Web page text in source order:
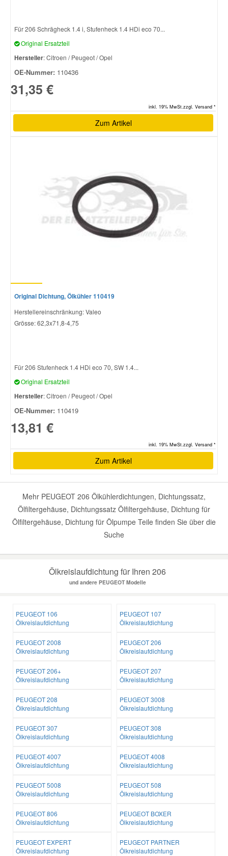
Für 206 Schrägheck 1.4 i, Stufenheck 1.4 HDi eco 70...
Original Ersatzteil
Hersteller: Citroen / Peugeot / Opel
OE-Nummer: 110436
31,35 €
inkl. 19% MwSt.zzgl. Versand *
Zum Artikel
Original Dichtung, Ölkühler 110419
Herstellereinschränkung: Valeo
Grösse: 62,3x71,8-4,75
Für 206 Stufenheck 1.4 HDi eco 70, SW 1.4...
Original Ersatzteil
Hersteller: Citroen / Peugeot / Opel
OE-Nummer: 110419
13,81 €
inkl. 19% MwSt.zzgl. Versand *
Zum Artikel
Mehr PEUGEOT 206 Ölkühlerdichtungen, Dichtungssatz,
Ölfiltergehäuse, Dichtungssatz Ölfiltergehäuse, Dichtung für
Ölfiltergehäuse, Dichtung für Ölpumpe Teile finden Sie über die
Suche
Ölkreislaufdichtung für Ihren 206
und andere PEUGEOT Modelle
PEUGEOT 106
Ölkreislaufdichtung
PEUGEOT 107
Ölkreislaufdichtung
PEUGEOT 2008
Ölkreislaufdichtung
PEUGEOT 206
Ölkreislaufdichtung
PEUGEOT 206+
Ölkreislaufdichtung
PEUGEOT 207
Ölkreislaufdichtung
PEUGEOT 208
Ölkreislaufdichtung
PEUGEOT 3008
Ölkreislaufdichtung
PEUGEOT 307
Ölkreislaufdichtung
PEUGEOT 308
Ölkreislaufdichtung
PEUGEOT 4007
Ölkreislaufdichtung
PEUGEOT 4008
Ölkreislaufdichtung
PEUGEOT 5008
Ölkreislaufdichtung
PEUGEOT 508
Ölkreislaufdichtung
PEUGEOT 806
Ölkreislaufdichtung
PEUGEOT BOXER
Ölkreislaufdichtung
PEUGEOT EXPERT
Ölkreislaufdichtung
PEUGEOT PARTNER
Ölkreislaufdichtung